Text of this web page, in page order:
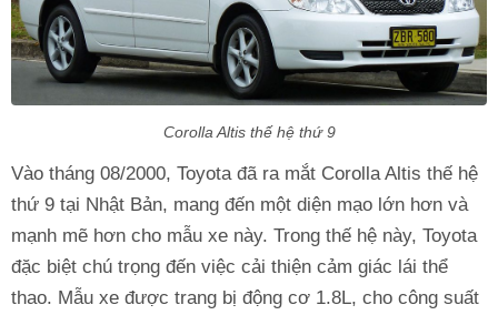
Corolla Altis thế hệ thứ 9
Vào tháng 08/2000, Toyota đã ra mắt Corolla Altis thế hệ
thứ 9 tại Nhật Bản, mang đến một diện mạo lớn hơn và
mạnh mẽ hơn cho mẫu xe này. Trong thế hệ này, Toyota
đặc biệt chú trọng đến việc cải thiện cảm giác lái thể
thao. Mẫu xe được trang bị động cơ 1.8L, cho công suất